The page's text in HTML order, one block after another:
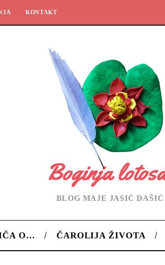
KONTAKT
BLOG MAJE JASIĆ DAŠIĆ
O… ČAROLIJA ŽIVOTA